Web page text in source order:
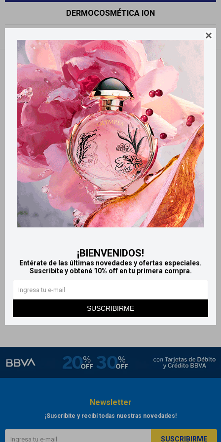

¡BIENVENIDOS!
Entérate de las últimas novedades y ofertas especiales.
Suscribite y obtené 10% off en tu primera compra.
SUSCRIBIRME
DERMOCOSMÉTICA ION
Filtrando por: Ion
LlegaEL LUNES
LlegaEL LUNES
Clorhexidina - 50 g
$ 546 $ 606
Newsletter
¡Suscribite y recibí todas nuestras novedades!
SUSCRIBIRME